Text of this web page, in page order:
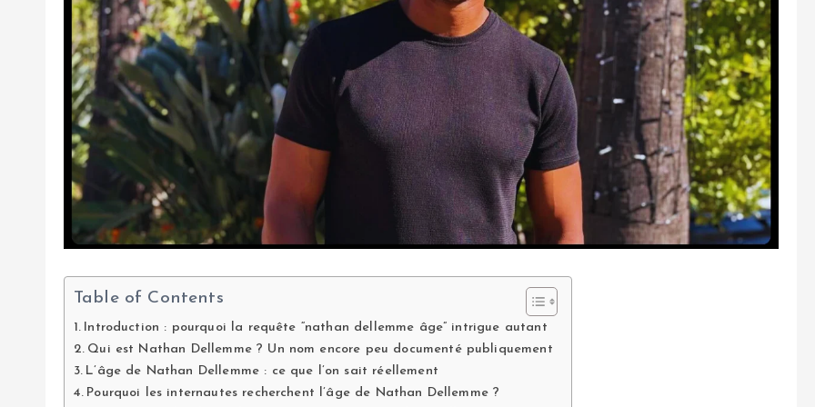
Table of Contents
Introduction : pourquoi la requête “nathan dellemme âge” intrigue autant
Qui est Nathan Dellemme ? Un nom encore peu documenté publiquement
L’âge de Nathan Dellemme : ce que l’on sait réellement
Pourquoi les internautes recherchent l’âge de Nathan Dellemme ?